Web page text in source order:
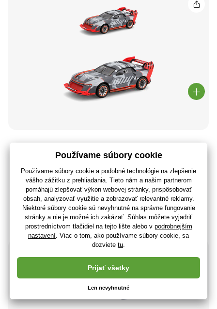
,79 €
18,90 €(-53 %)
bez DPH
+ 8 bodov
Na sklade > 5 ks(U vás 10.08.)
Rozbalený